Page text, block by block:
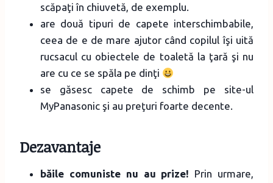
scăpaţi în chiuvetă, de exemplu.
are două tipuri de capete interschimbabile,
ceea de e de mare ajutor când copilul îşi uită
rucsacul cu obiectele de toaletă la ţară şi nu
are cu ce se spăla pe dinţi
se găsesc capete de schimb pe site-ul
MyPanasonic şi au preţuri foarte decente.
Dezavantaje
băile comuniste nu au prize! Prin urmare,